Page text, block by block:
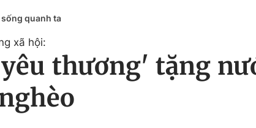
quanh ta
xã hội:
thương' tặng